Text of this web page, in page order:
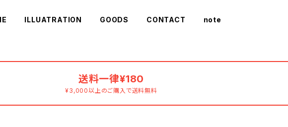
ILLUATRATION GOODS CONTACT note
送料一律¥180
¥3,000以上のご購入で送料無料